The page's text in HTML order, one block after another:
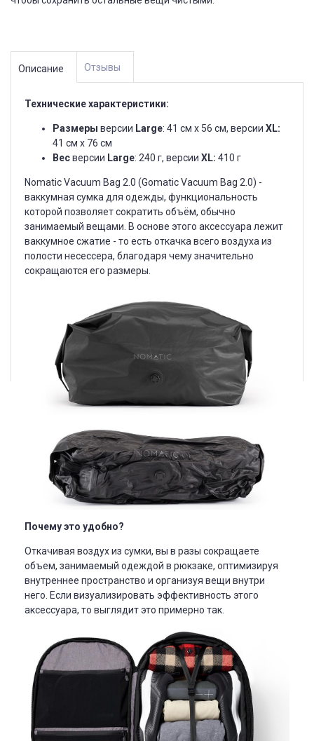
Описание Отзывы
Технические характеристики:
Размеры версии Large: 41 см х 56 см, версии XL:
41 см х 76 см
Весверсии Large: 240 г, версии XL: 410 г
Nomatic Vacuum Bag 2.0 (Gomatic Vacuum Bag 2.0) -
ваккумная сумка для одежды, функциональность
которой позволяет сократить объём, обычно
занимаемый вещами. В основе этого аксессуара лежит
ваккумное сжатие - то есть откачка всего воздуха из
полости несессера, благодаря чему значительно
сокращаются его размеры.
Почему это удобно?
Откачивая воздух из сумки, вы в разы сокращаете
объем, занимаемый одеждой в рюкзаке, оптимизируя
внутреннее пространство и организуя вещи внутри
него. Если визуализировать эффективность этого
аксессуара, то выглядит это примерно так.